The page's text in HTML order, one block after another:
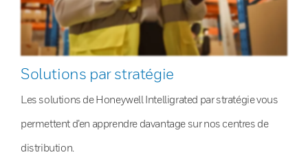
Solutions par stratégie
Les solutions de Honeywell Intelligrated par stratégie vous
permettent d’en apprendre davantage sur nos centres de
distribution.